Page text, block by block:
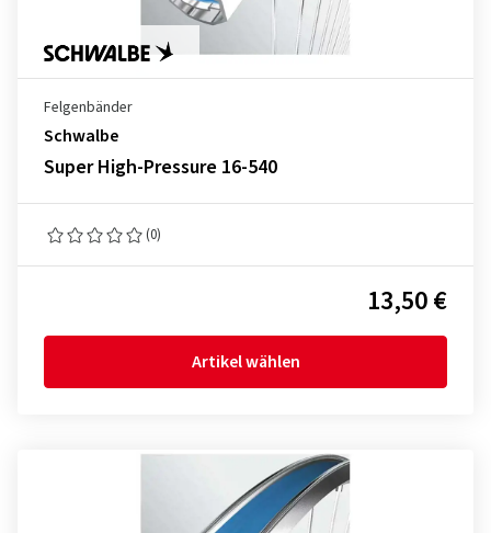
Felgenbänder
Schwalbe
Super High-Pressure 16-540
(0)
13,50 €
Artikel wählen